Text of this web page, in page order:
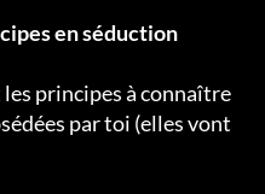
en séduction
les principes à connaître
par toi (elles vont